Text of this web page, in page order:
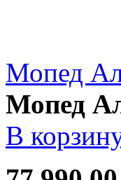
Мопед
Мопед
В